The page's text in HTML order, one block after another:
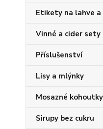
Etikety na lahve a
Vinné a cider sety
Příslušenství
Lisy a mlýnky
Mosazné
Sirupy bez cukru